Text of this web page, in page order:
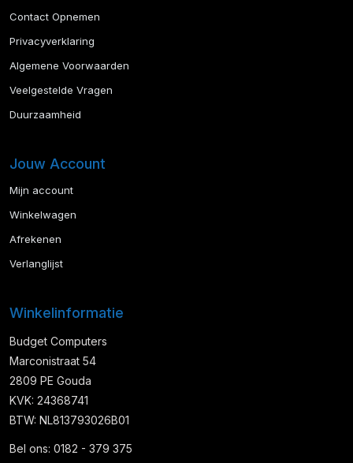
Contact Opnemen
Privacyverklaring
Algemene Voorwaarden
Veelgestelde Vragen
Duurzaamheid
Jouw Account
Mijn account
Winkelwagen
Afrekenen
Verlanglijst
Winkelinformatie
Budget Computers
Marconistraat 54
2809 PE Gouda
KVK: 24368741
BTW: NL813793026B01
Bel ons: 0182 - 379 375